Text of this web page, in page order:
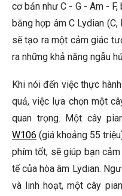
cơ bản như C - G - Am -
bằng hợp âm C Lydian (C,
sẽ tạo ra một cảm giác
ra những khả năng ngẫu
Khi nói đến việc thực
quả, việc lựa chọn một
quan trọng. Một cây
W106 (giá khoảng 55
phím tốt, sẽ giúp bạn
tế của hòa âm Lydian.
và linh hoạt, một cây